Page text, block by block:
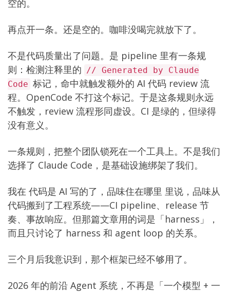
空的。
再点开一条。还是空的。咖啡没喝完就放下了。
不是代码质量出了问题。是 pipeline 里有一条规
则：检测注释里的 // Generated by Claude
Code 标记，命中就触发额外的 AI 代码 review 流
程。OpenCode 不打这个标记。于是这条规则永远
不触发，review 流程形同虚设。CI 是绿的，但绿得
没有意义。
一条规则，把整个团队锁死在一个工具上。不是我们
选择了 Claude Code，是基础设施绑架了我们。
我在 代码是 AI 写的了，品味住在哪里 里说，品味从
代码搬到了工程系统——CI pipeline、release 节
奏、事故响应。但那篇文章用的词是「harness」，
而且只讨论了 harness 和 agent loop 的关系。
三个月后我意识到，那个框架已经不够用了。
2026 年的前沿 Agent 系统，不再是「一个模型 + 一